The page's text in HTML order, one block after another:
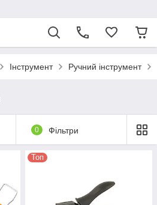
Інструмент Ручний інструмент
0 Фільтри
Топ